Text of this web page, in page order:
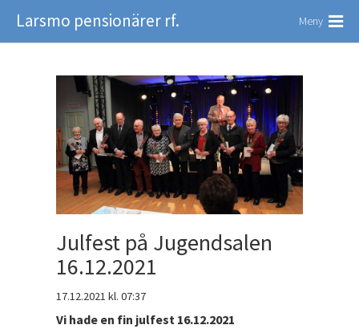
Larsmo pensionärer rf. Meny
Julfest på Jugendsalen
16.12.2021
17.12.2021 kl. 07:37
Vi hade en fin julfest 16.12.2021